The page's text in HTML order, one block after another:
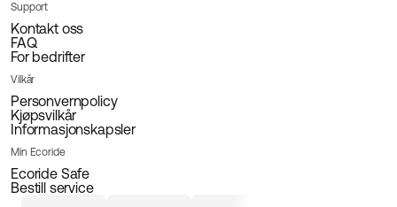
Support
Kontakt oss
FAQ
For bedrifter
Vilkår
Personvernpolicy
Kjøpsvilkår
Informasjonskapsler
Min Ecoride
Ecoride Safe
Bestill service